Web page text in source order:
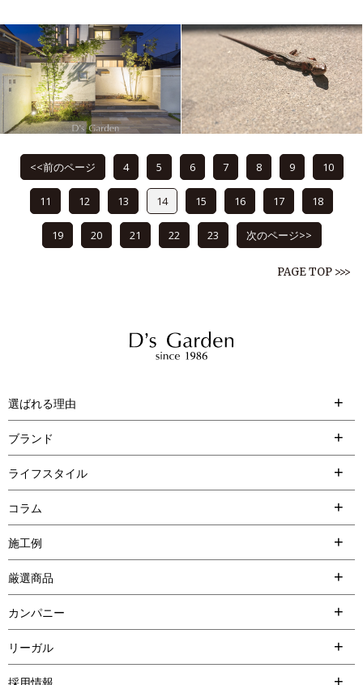
<<前のページ 4 5 6 7 8 9 10
11 12 13 14 15 16 17 18
19 20 21 22 23 次のページ>>
PAGE TOP >>>
選ばれる理由
ブランド
ライフスタイル
コラム
施工例
厳選商品
カンパニー
リーガル
採用情報